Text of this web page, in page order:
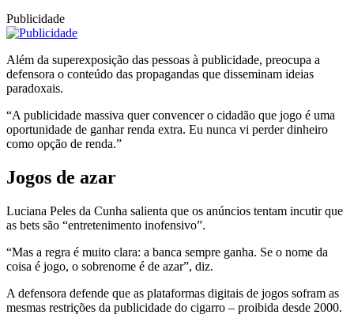
Publicidade
Além da superexposição das pessoas à publicidade, preocupa a
defensora o conteúdo das propagandas que disseminam ideias
paradoxais.
“A publicidade massiva quer convencer o cidadão que jogo é uma
oportunidade de ganhar renda extra. Eu nunca vi perder dinheiro
como opção de renda.”
Jogos de azar
Luciana Peles da Cunha salienta que os anúncios tentam incutir que
as bets são “entretenimento inofensivo”.
“Mas a regra é muito clara: a banca sempre ganha. Se o nome da
coisa é jogo, o sobrenome é de azar”, diz.
A defensora defende que as plataformas digitais de jogos sofram as
mesmas restrições da publicidade do cigarro – proibida desde 2000.